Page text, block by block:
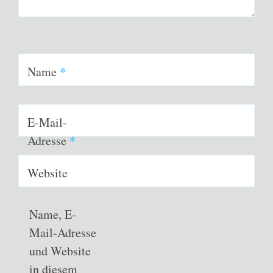
Name *
E-Mail-
Adresse*
Website
Name, E-
Mail-Adresse
und Website
in diesem